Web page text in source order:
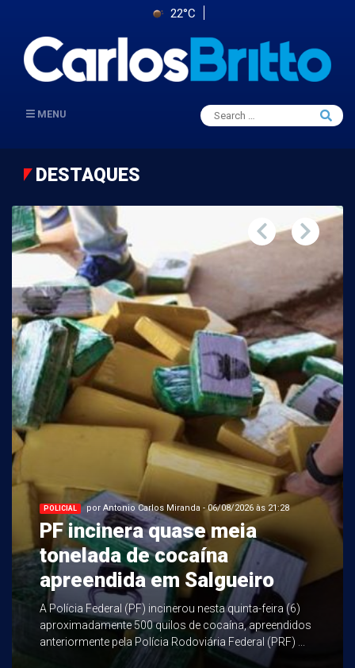
22°C
MENU
Search
for:
Search
DESTAQUES
POLICIAL por Antonio Carlos Miranda - 06/08/2026 às 21:28
PF incinera quase meia
tonelada de cocaína
apreendida em Salgueiro
A Polícia Federal (PF) incinerou nesta quinta-feira (6)
aproximadamente 500 quilos de cocaína, apreendidos
anteriormente pela Polícia Rodoviária Federal (PRF) ...